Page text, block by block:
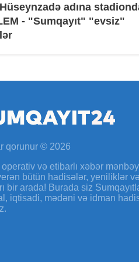
adına
- "Sumqayıt" "evsiz"
qorunur © 2026
operativ və etibarlı xəbər
bütün hadisələr, yeniliklər
bir arada! Burada siz
iqtisadi, mədəni və idman